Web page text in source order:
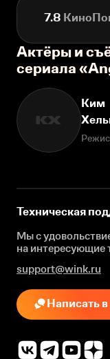
7.8
Актёры и
сериала
КХ
Ким
Техническая
Мы с
на интересующие
support@wink.ru
Написать в